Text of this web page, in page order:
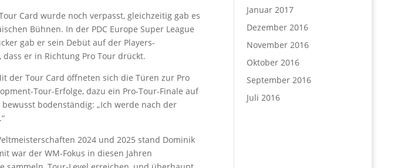
Card wurde noch verpasst, gleichzeitig gab es
Bühnen. In der PDC Europe Super League
gab er sein Debüt auf der Players-
er in Richtung Pro Tour drückt.
der Tour Card öffneten sich die Türen zur Pro
Tour-Erfolge, dazu ein Pro-Tour-Finale auf
bodenständig: „Ich werde nach der
2024 und 2025 stand Dominik
war der WM-Fokus in diesen Jahren
Januar 2017
Dezember 2016
November 2016
Oktober 2016
September 2016
Juli 2016